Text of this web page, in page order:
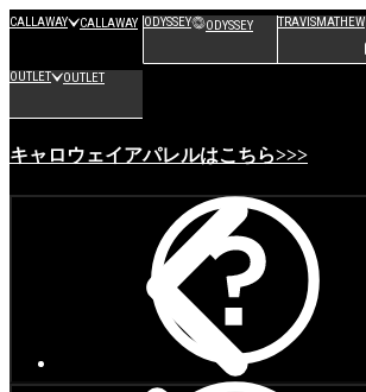
CALLAWAY CALLAWAY ODYSSEY ODYSSEY TRAVISMATHEW
OUTLET OUTLET
キャロウェイアパレルはこちら>>>